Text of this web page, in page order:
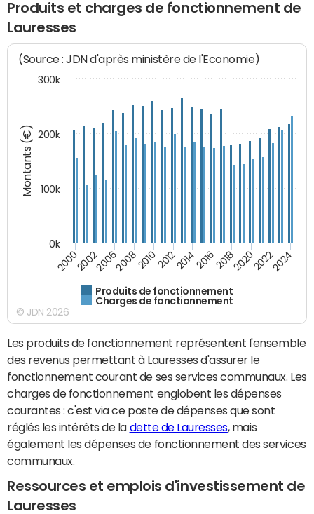
Produits et charges de fonctionnement de
Lauresses
Montants (€)
(Source : JDN d'après ministère de l'Economie)
Produits de fonctionnement
Charges de fonctionnement
200020022006200820102012201420162018202020222024
0k
100k
200k
300k
© JDN 2026
Les produits de fonctionnement représentent l'ensemble
des revenus permettant à Lauresses d'assurer le
fonctionnement courant de ses services communaux. Les
charges de fonctionnement englobent les dépenses
courantes : c'est via ce poste de dépenses que sont
réglés les intérêts de la dette de Lauresses, mais
également les dépenses de fonctionnement des services
communaux.
Ressources et emplois d'investissement de
Lauresses